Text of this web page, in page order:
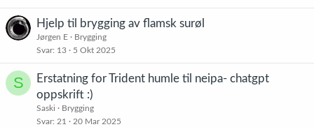
Hjelp til brygging av flamsk surøl
Jørgen E
Brygging
Svar 13 5 Okt 2025
S
Erstatning for Trident humle til neipa- chatgpt
oppskrift :)
Saski
Brygging
Svar 21 20 Mar 2025